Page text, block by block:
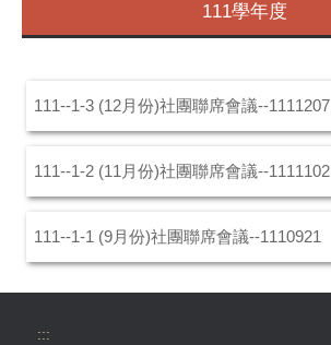
111學年度
111--1-3 (12月份)社團聯席會議--1111207
111--1-2 (11月份)社團聯席會議--1111102
111--1-1 (9月份)社團聯席會議--1110921
:::